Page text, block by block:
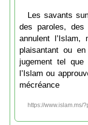
Les savants
des paroles,
annulent
plaisantant ou
jugement tel
l’Islam ou
mécréance
https://www.islam.ms/